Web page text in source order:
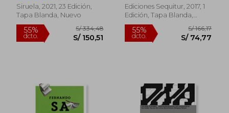
55%
dcto. S/ 70,01
55%
dcto. S/
Siruela, 2021, 23 Edición,
Tapa Blanda, Nuevo
Ediciones Sequitur, 2017, 1
Edición, Tapa Blanda,
Nuevo